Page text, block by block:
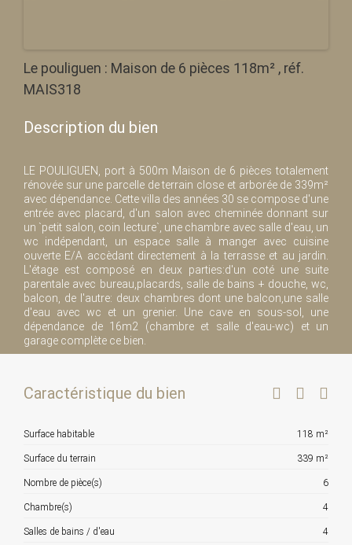
Le pouliguen : Maison de 6 pièces 118m² , réf.
MAIS318
Description du bien
LE POULIGUEN, port à 500m Maison de 6 pièces totalement
rénovée sur une parcelle de terrain close et arborée de 339m²
avec dépendance. Cette villa des années 30 se compose d'une
entrée avec placard, d'un salon avec cheminée donnant sur
un `petit salon, coin lecture`, une chambre avec salle d'eau, un
wc indépendant, un espace salle à manger avec cuisine
ouverte E/A accèdant directement à la terrasse et au jardin.
L'étage est composé en deux parties:d'un coté une suite
parentale avec bureau,placards, salle de bains + douche, wc,
balcon, de l'autre: deux chambres dont une balcon,une salle
d'eau avec wc et un grenier. Une cave en sous-sol, une
dépendance de 16m2 (chambre et salle d'eau-wc) et un
garage complète ce bien.
Caractéristique du bien
Surface habitable 118 m²
Surface du terrain 339 m²
Nombre de pièce(s) 6
Chambre(s) 4
Salles de bains / d'eau 4